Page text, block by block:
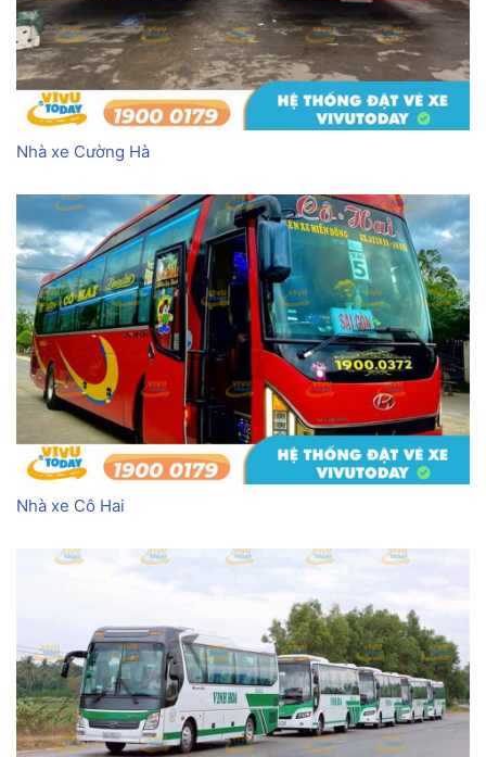
Nhà xe Cường Hà
Nhà xe Cô Hai